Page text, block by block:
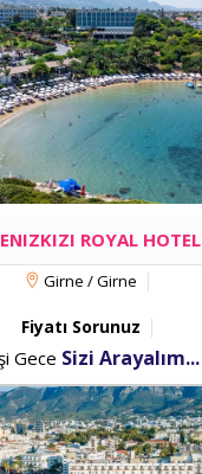
ROYAL HOTEL
Girne / Girne
Fiyatı Sorunuz
Gece Sizi Arayalım...